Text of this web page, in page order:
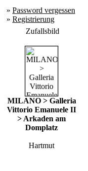
» Password vergessen
» Registrierung
Zufallsbild
MILANO > Galleria
Vittorio Emanuele II
> Arkaden am
Domplatz
Hartmut